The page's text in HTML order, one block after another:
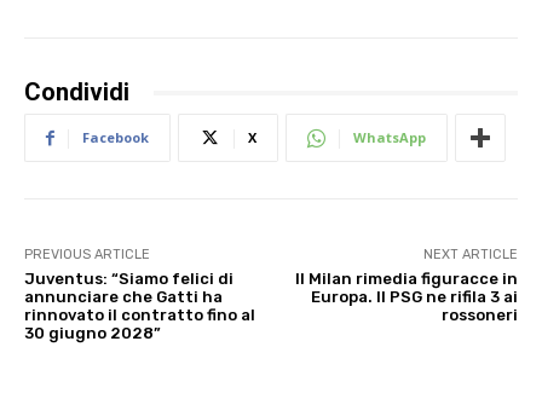
Condividi
Facebook X WhatsApp
PREVIOUS ARTICLE
Juventus: “Siamo felici di
annunciare che Gatti ha
rinnovato il contratto fino al
30 giugno 2028”
NEXT ARTICLE
Il Milan rimedia figuracce in
Europa. Il PSG ne rifila 3 ai
rossoneri